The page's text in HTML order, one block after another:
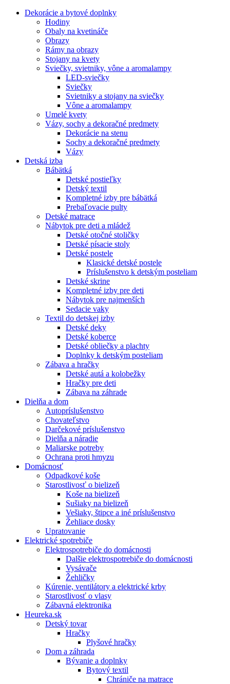
Dekorácie a bytové doplnky
Hodiny
Obaly na kvetináče
Obrazy
Rámy na obrazy
Stojany na kvety
Sviečky, svietniky, vône a aromalampy
LED-sviečky
Sviečky
Svietniky a stojany na sviečky
Vône a aromalampy
Umelé kvety
Vázy, sochy a dekoračné predmety
Dekorácie na stenu
Sochy a dekoračné predmety
Vázy
Detská izba
Bábätká
Detské postieľky
Detský textil
Kompletné izby pre bábätká
Prebaľovacie pulty
Detské matrace
Nábytok pre deti a mládež
Detské otočné stoličky
Detské písacie stoly
Detské postele
Klasické detské postele
Príslušenstvo k detským posteliam
Detské skrine
Kompletné izby pre deti
Nábytok pre najmenších
Sedacie vaky
Textil do detskej izby
Detské deky
Detské koberce
Detské obliečky a plachty
Doplnky k detským posteliam
Zábava a hračky
Detské autá a kolobežky
Hračky pre deti
Zábava na záhrade
Dielňa a dom
Autopríslušenstvo
Chovateľstvo
Darčekové príslušenstvo
Dielňa a náradie
Maliarske potreby
Ochrana proti hmyzu
Domácnosť
Odpadkové koše
Starostlivosť o bielizeň
Koše na bielizeň
Sušiaky na bielizeň
Vešiaky, štipce a iné príslušenstvo
Žehliace dosky
Upratovanie
Elektrické spotrebiče
Elektrospotrebiče do domácnosti
Dalšie elektrospotrebiče do domácnosti
Vysávače
Žehličky
Kúrenie, ventilátory a elektrické krby
Starostlivosť o vlasy
Zábavná elektronika
Heureka.sk
Detský tovar
Hračky
Plyšové hračky
Dom a záhrada
Bývanie a doplnky
Bytový textil
Chrániče na matrace